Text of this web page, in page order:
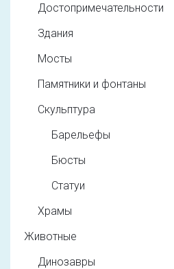
Достопримечательности
Здания
Мосты
Памятники и фонтаны
Скульптура
Барельефы
Бюсты
Статуи
Храмы
Животные
Динозавры